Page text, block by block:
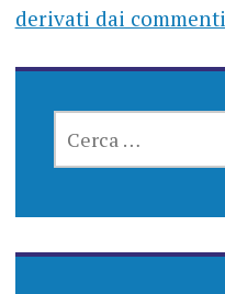
derivati dai commenti
PER: